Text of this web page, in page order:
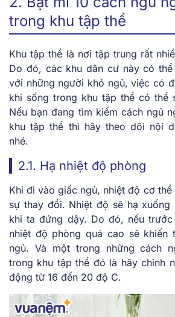
trong khu tập thể
Khu tập thể là nơi tập trung rất
Do đó, các khu dân cư này có
với những người khó ngủ, việc có
khi sống trong khu tập thể có thể
Nếu bạn đang tìm kiếm cách ngủ
khu tập thể thì hãy theo dõi nội
nhé.
2.1. Hạ nhiệt độ phòng
Khi đi vào giấc ngủ, nhiệt độ cơ thể
sự thay đổi. Nhiệt độ sẽ hạ xuống
khi ta đứng dậy. Do đó, nếu
nhiệt độ phòng quá cao sẽ
ngủ. Và một trong nhữngcách
trong khu tập thể đó là hãy chỉnh
động từ 16 đến 20 độ C.